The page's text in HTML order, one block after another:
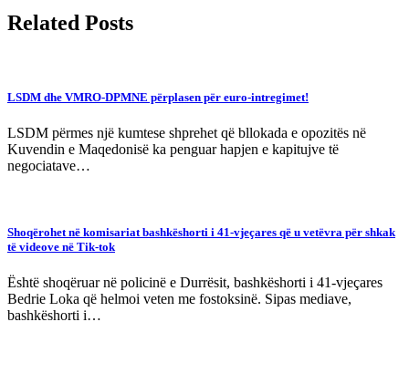
Related Posts
LSDM dhe VMRO-DPMNE përplasen për euro-intregimet!
LSDM përmes një kumtese shprehet që bllokada e opozitës në
Kuvendin e Maqedonisë ka penguar hapjen e kapitujve të
negociatave…
Shoqërohet në komisariat bashkëshorti i 41-vjeçares që u vetëvra për shkak
të videove në Tik-tok
Është shoqëruar në policinë e Durrësit, bashkëshorti i 41-vjeçares
Bedrie Loka që helmoi veten me fostoksinë. Sipas mediave,
bashkëshorti i…